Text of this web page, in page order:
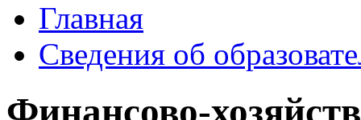
Главная
Сведения об
Финансово-